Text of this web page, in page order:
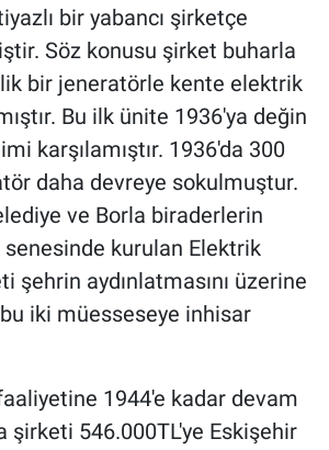
bir yabancı şirketçe
Söz konusu şirket buharla
bir jeneratörle kente elektrik
Bu ilk ünite 1936'ya değin
karşılamıştır. 1936'da 300
daha devreye sokulmuştur.
ve Borla biraderlerin
kurulan Elektrik
şehrin aydınlatmasını üzerine
iki müesseseye inhisar
1944'e kadar devam
şirketi 546.000TL'ye Eskişehir